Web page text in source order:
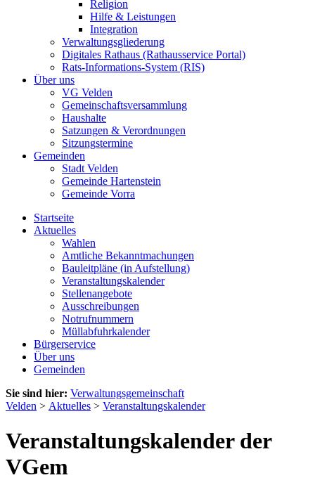
Religion
Hilfe & Leistungen
Integration
Verwaltungsgliederung
Digitales Rathaus (Rathausservice Portal)
Rats-Informations-System (RIS)
Über uns
VG Velden
Gemeinschaftsversammlung
Haushalte
Satzungen & Verordnungen
Sitzungstermine
Gemeinden
Stadt Velden
Gemeinde Hartenstein
Gemeinde Vorra
Startseite
Aktuelles
Wahlen
Amtliche Bekanntmachungen
Bauleitpläne (in Aufstellung)
Veranstaltungskalender
Stellenangebote
Ausschreibungen
Notrufnummern
Müllabfuhrkalender
Bürgerservice
Über uns
Gemeinden
Sie sind hier: Verwaltungsgemeinschaft
Velden > Aktuelles > Veranstaltungskalender
Veranstaltungskalender der
VGem